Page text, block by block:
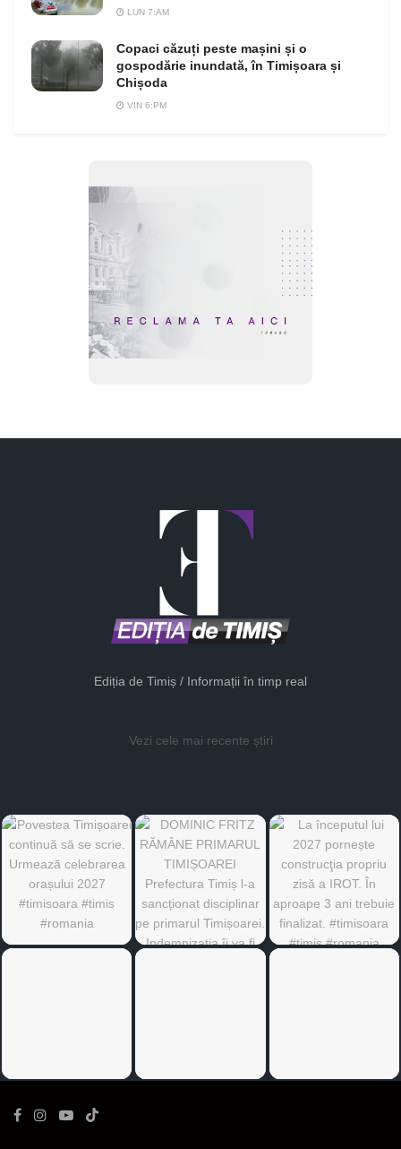
LUN 7:AM
Copaci căzuți peste mașini și o
gospodărie inundată, în Timișoara și
Chișoda
VIN 6:PM
Ediția de Timiș / Informații în timp real
Vezi cele mai recente știri